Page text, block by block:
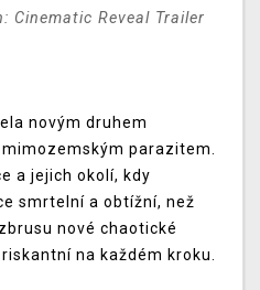
Cinematic Reveal Trailer
novým druhem
parazitem.
a jejich okolí, kdy
smrtelní a obtížní, než
nové chaotické
na každém kroku.